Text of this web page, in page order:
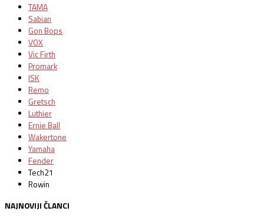
TAMA
Sabian
Gon Bops
VOX
Vic Firth
Promark
ISK
Remo
Gretsch
Luthier
Ernie Ball
Wakertone
Yamaha
Fender
Tech21
Rowin
NAJNOVIJI ČLANCI